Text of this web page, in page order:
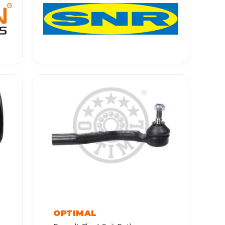
OPTIMAL